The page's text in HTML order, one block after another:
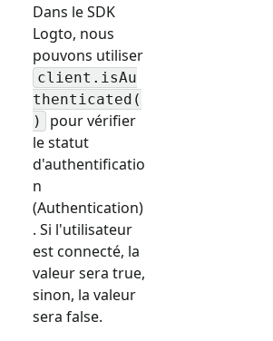
Dans le SDK
Logto, nous
pouvons utiliser
client.isAu
thenticated(
)
pour vérifier
le statut
d'authentificatio
n
(Authentication)
. Si l'utilisateur
est connecté, la
valeur sera true,
sinon, la valeur
sera false.